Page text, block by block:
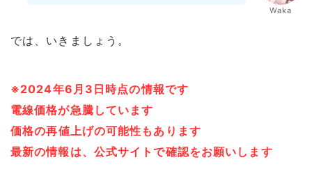
Waka
では、いきましょう。
※2024年6月3日時点の情報です
電線価格が急騰しています
価格の再値上げの可能性もあります
最新の情報は、公式サイトで確認をお願いします